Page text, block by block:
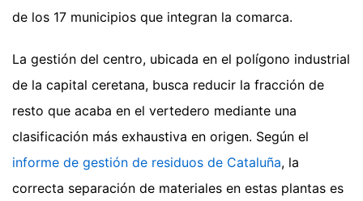
de los 17 municipios que integran la comarca.
La gestión del centro, ubicada en el polígono industrial
de la capital ceretana, busca reducir la fracción de
resto que acaba en el vertedero mediante una
clasificación más exhaustiva en origen. Según el
informe de gestión de residuos de Cataluña, la
correcta separación de materiales en estas plantas es